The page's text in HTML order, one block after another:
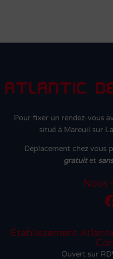
Pour fixer un rendez-vous
situé à Mareuil sur
Déplacement chez vous
gratuitet
Nous
Établissement
Ouvert sur